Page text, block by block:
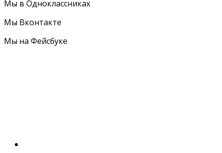
Мы в Одноклассниках
Мы Вконтакте
Мы на Фейсбуке